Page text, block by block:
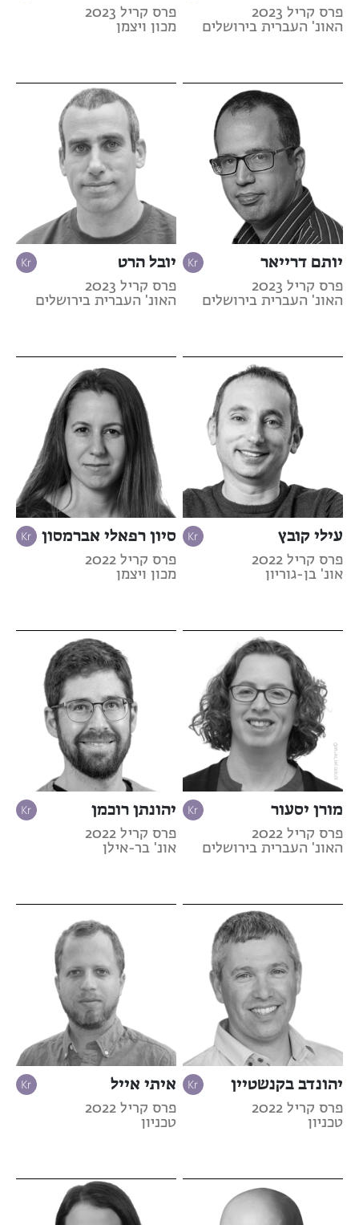
פרס קריל 2023
האונ' העברית בירושלים
פרס קריל 2023
מכון ויצמן
יותם דרייאר
פרס קריל 2023
האונ' העברית בירושלים
יובל הרט
פרס קריל 2023
האונ' העברית בירושלים
עילי קובץ
פרס קריל 2022
אונ' בן-גוריון
סיון רפאלי אברמסון
פרס קריל 2022
מכון ויצמן
מורן יסעור
פרס קריל 2022
האונ' העברית בירושלים
יהונתן רוכמן
פרס קריל 2022
אונ' בר-אילן
יהונדב בקנשטיין
פרס קריל 2022
טכניון
איתי אייל
פרס קריל 2022
טכניון